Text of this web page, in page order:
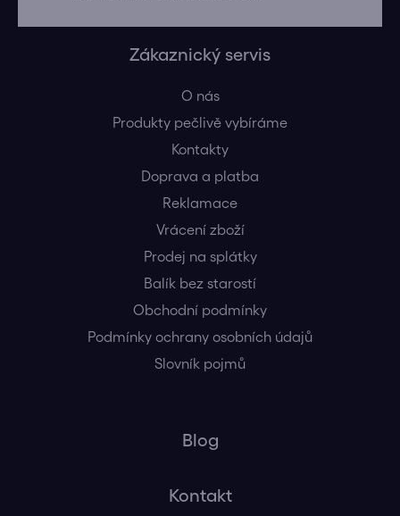
Zákaznický servis
O nás
Produkty pečlivě vybíráme
Kontakty
Doprava a platba
Reklamace
Vrácení zboží
Prodej na splátky
Balík bez starostí
Obchodní podmínky
Podmínky ochrany osobních údajů
Slovník pojmů
Blog
Kontakt